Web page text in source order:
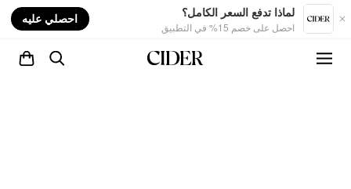
لماذا تدفع السعر الكامل؟
احصل على خصم 15% في التطبيق
احصلي عليه